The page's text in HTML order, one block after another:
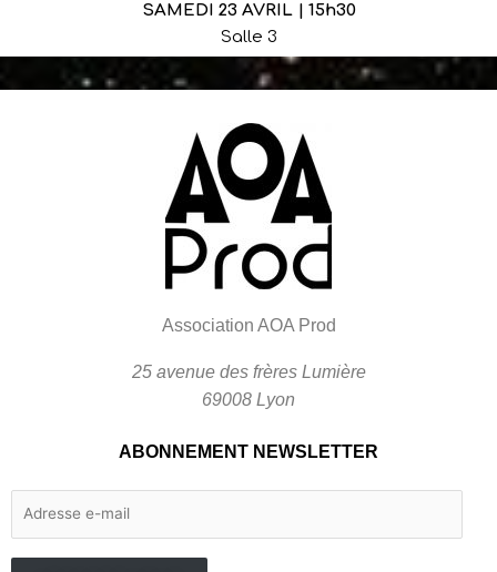
SAMEDI 23 AVRIL | 15h30
Salle 3
Association AOA Prod
25 avenue des frères Lumière
69008 Lyon
ABONNEMENT NEWSLETTER
e-